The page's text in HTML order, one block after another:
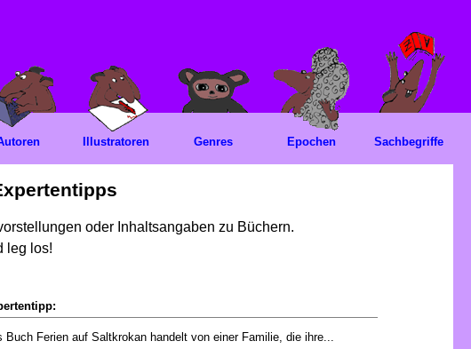
oder Inhaltsangaben zu Büchern.
leg los!
Buch Ferien auf Saltkrokan handelt von einer Familie, die ihre...
Illustratoren Genres Epochen Sachbegriffe